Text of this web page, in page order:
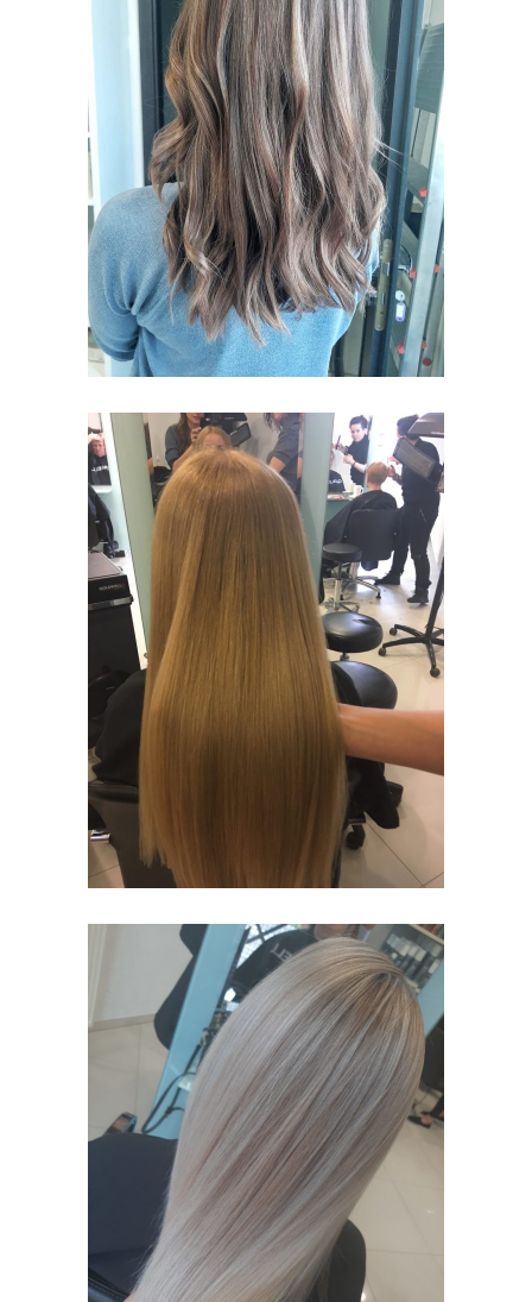
ODŚWIEŻENIE
KOLORU
KOLORYZACJA
MODELOWANIE
PIELĘGNACJA
ODŚWIEŻENIE
KOLORU
ROZJAŚNIANIE
KOLORYZACJA
PIELĘGNACJA